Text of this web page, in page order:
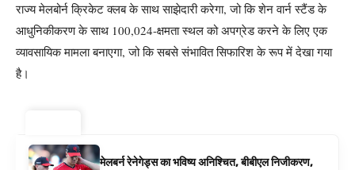
राज्य मेलबोर्न क्रिकेट क्लब के साथ साझेदारी करेगा, जो कि शेन वार्न स्टैंड के
आधुनिकीकरण के साथ 100,024-क्षमता स्थल को अपग्रेड करने के लिए एक
व्यावसायिक मामला बनाएगा, जो कि सबसे संभावित सिफारिश के रूप में देखा गया
है।
मेलबर्न रेनेगेड्स का भविष्य अनिश्चित, बीबीएल निजीकरण,